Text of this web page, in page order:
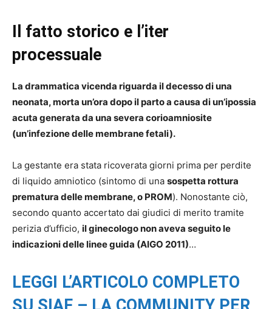
Il fatto storico e l’iter
processuale
La drammatica vicenda riguarda il decesso di una
neonata, morta un’ora dopo il parto a causa di un’ipossia
acuta generata da una severa corioamniosite
(un’infezione delle membrane fetali).
La gestante era stata ricoverata giorni prima per perdite
di liquido amniotico (sintomo di una sospetta rottura
prematura delle membrane, o PROM). Nonostante ciò,
secondo quanto accertato dai giudici di merito tramite
perizia d’ufficio, il ginecologo non aveva seguito le
indicazioni delle linee guida (AIGO 2011)…
LEGGI L’ARTICOLO COMPLETO